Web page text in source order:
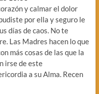
y calmar el dolor
por ella y seguro le
días de caos. No te
Las Madres hacen lo que
más cosas de las que la
irse de este
a su Alma. Recen